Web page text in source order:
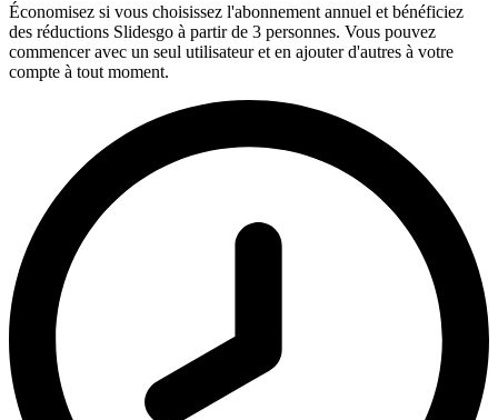
Économisez si vous choisissez l'abonnement annuel et bénéficiez
des réductions Slidesgo à partir de 3 personnes. Vous pouvez
commencer avec un seul utilisateur et en ajouter d'autres à votre
compte à tout moment.